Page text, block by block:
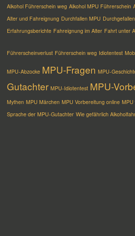
Alkohol Führerschein weg Alkohol MPU Führerschein
Alter und Fahreignung Durchfallen MPU
Erfahrungsberichte Fahreignung im Alter Fahrt unter
Führerscheinverlust Führerschein weg Idiotentest
MPU-Abzocke MPU-Fragen MPU-
Gutachter MPU-Idiotentest MPU-
Mythen MPU Märchen MPU Vorbereitung online MPU
Sprache der MPU-Gutachter Wie gefährlich